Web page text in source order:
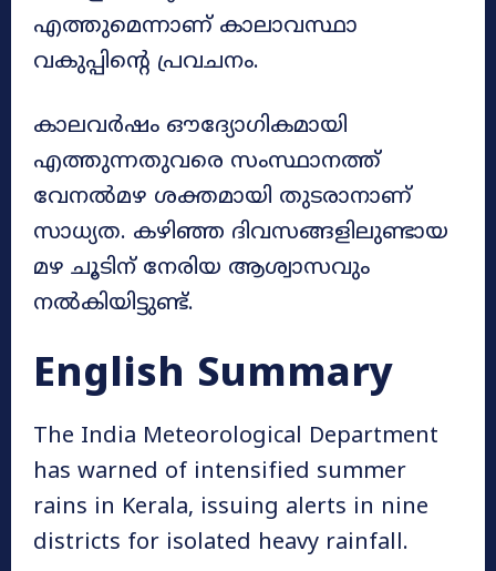
എത്തുമെന്നാണ് കാലാവസ്ഥാ
വകുപ്പിന്റെ പ്രവചനം.
കാലവർഷം ഔദ്യോഗികമായി
എത്തുന്നതുവരെ സംസ്ഥാനത്ത്
വേനൽമഴ ശക്തമായി തുടരാനാണ്
സാധ്യത. കഴിഞ്ഞ ദിവസങ്ങളിലുണ്ടായ
മഴ ചൂടിന് നേരിയ ആശ്വാസവും
നൽകിയിട്ടുണ്ട്.
English Summary
The India Meteorological Department
has warned of intensified summer
rains in Kerala, issuing alerts in nine
districts for isolated heavy rainfall.